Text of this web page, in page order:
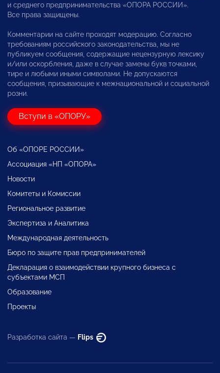
и среднего предпринимательства «ОПОРА РОССИИ».
Все права защищены.
Комментарии на сайте проходят модерацию. Согласно
требованиям российского законодательства, мы не
публикуем сообщения, содержащие нецензурную лексику
и/или оскорбления, даже в случае замены букв точками,
тире и любыми иными символами. Не допускаются
сообщения, призывающие к межнациональной и социальной
розни.
Вступи в «ОПОРУ»
Об «ОПОРЕ РОССИИ»
Ассоциация «НП «ОПОРА»
Новости
Комитеты и Комиссии
Региональное развитие
Экспертиза и Аналитика
Международная деятельность
Бюро по защите прав предпринимателей
Декларация о взаимодействии крупного бизнеса с
субъектами МСП
Образование
Проекты
Разработка сайта — Flips